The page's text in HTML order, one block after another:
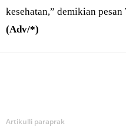
kesehatan,” demikian
(Adv/*)
Artikulli paraprak